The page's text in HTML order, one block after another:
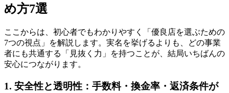
め方7選
ここからは、初心者でもわかりやすく「優良店を選ぶための
7つの視点」を解説します。実名を挙げるよりも、どの事業
者にも共通する「見抜く力」を持つことが、結局いちばんの
安心につながります。
1. 安全性と透明性：手数料・換金率・返済条件が